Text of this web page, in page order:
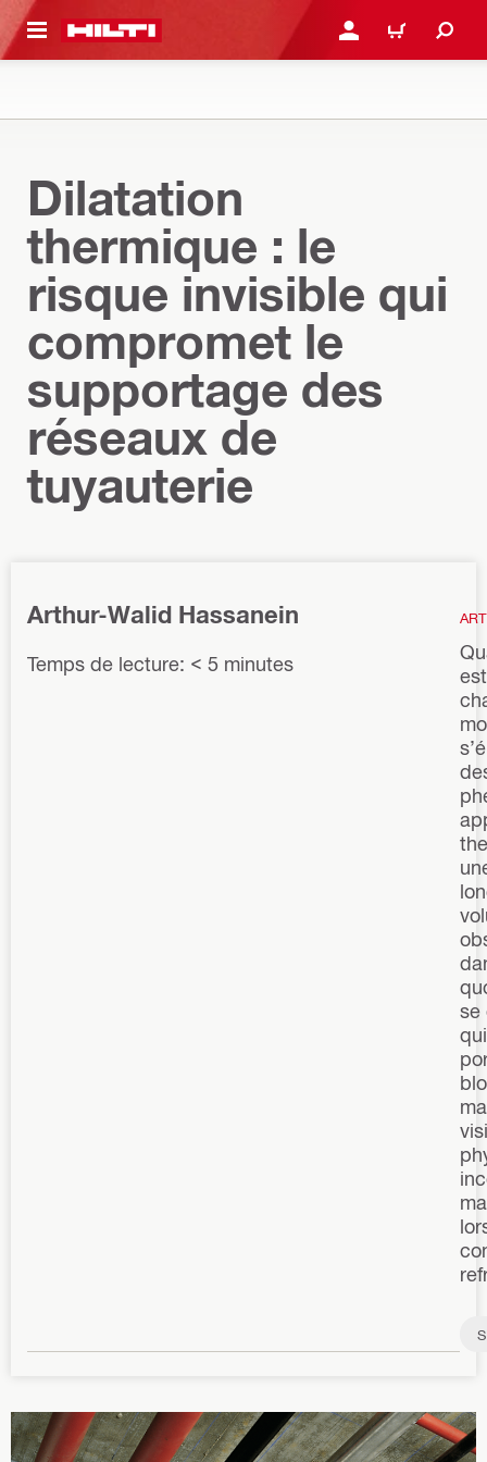
SE CONNECTER OU
PANIER
Dilatation
thermique : le
risque invisible qui
compromet le
supportage des
réseaux de
tuyauterie
Arthur-Walid Hassanein
Temps de lecture: < 5 minutes
se
S